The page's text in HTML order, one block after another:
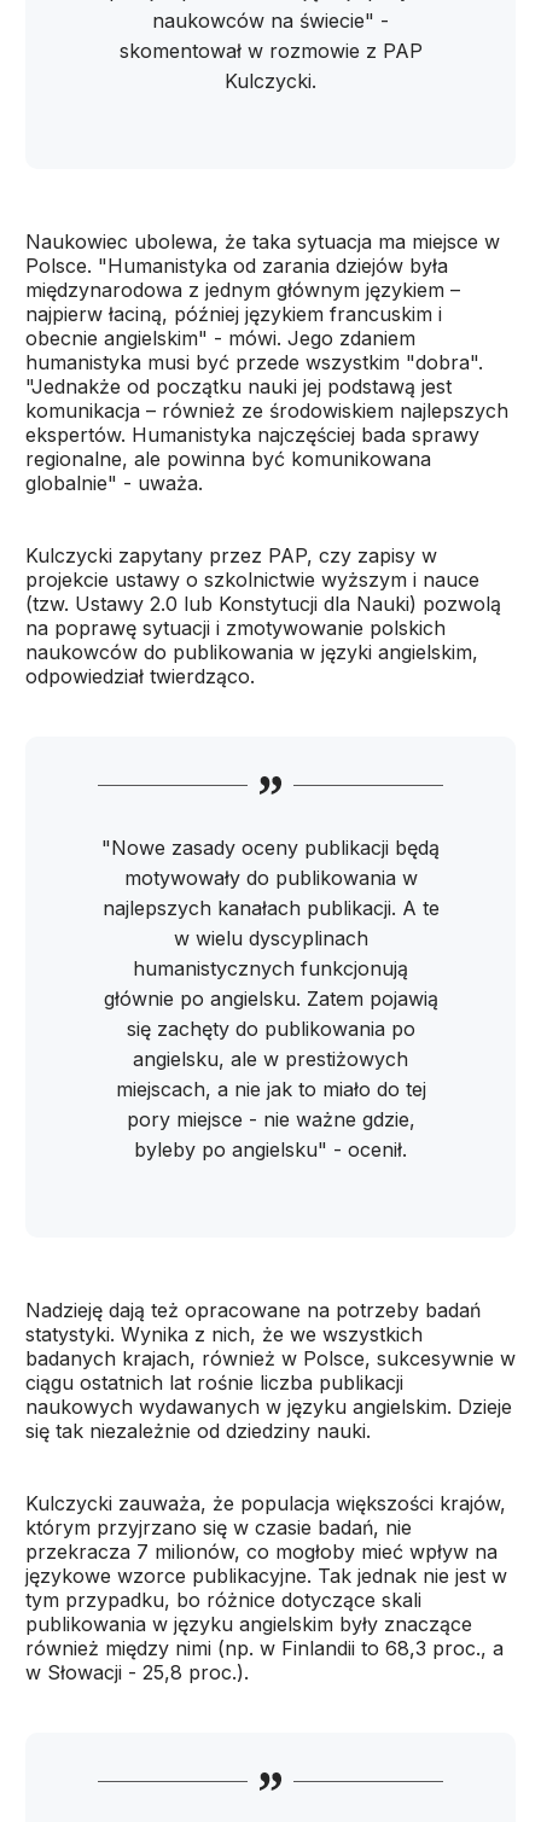
naukowców na świecie" -
skomentował w rozmowie z PAP
Kulczycki.
Naukowiec ubolewa, że taka sytuacja ma miejsce w
Polsce. "Humanistyka od zarania dziejów była
międzynarodowa z jednym głównym językiem –
najpierw łaciną, później językiem francuskim i
obecnie angielskim" - mówi. Jego zdaniem
humanistyka musi być przede wszystkim "dobra".
"Jednakże od początku nauki jej podstawą jest
komunikacja – również ze środowiskiem najlepszych
ekspertów. Humanistyka najczęściej bada sprawy
regionalne, ale powinna być komunikowana
globalnie" - uważa.
Kulczycki zapytany przez PAP, czy zapisy w
projekcie ustawy o szkolnictwie wyższym i nauce
(tzw. Ustawy 2.0 lub Konstytucji dla Nauki) pozwolą
na poprawę sytuacji i zmotywowanie polskich
naukowców do publikowania w języki angielskim,
odpowiedział twierdząco.
"Nowe zasady oceny publikacji będą
motywowały do publikowania w
najlepszych kanałach publikacji. A te
w wielu dyscyplinach
humanistycznych funkcjonują
głównie po angielsku. Zatem pojawią
się zachęty do publikowania po
angielsku, ale w prestiżowych
miejscach, a nie jak to miało do tej
pory miejsce - nie ważne gdzie,
byleby po angielsku" - ocenił.
Nadzieję dają też opracowane na potrzeby badań
statystyki. Wynika z nich, że we wszystkich
badanych krajach, również w Polsce, sukcesywnie w
ciągu ostatnich lat rośnie liczba publikacji
naukowych wydawanych w języku angielskim. Dzieje
się tak niezależnie od dziedziny nauki.
Kulczycki zauważa, że populacja większości krajów,
którym przyjrzano się w czasie badań, nie
przekracza 7 milionów, co mogłoby mieć wpływ na
językowe wzorce publikacyjne. Tak jednak nie jest w
tym przypadku, bo różnice dotyczące skali
publikowania w języku angielskim były znaczące
również między nimi (np. w Finlandii to 68,3 proc., a
w Słowacji - 25,8 proc.).